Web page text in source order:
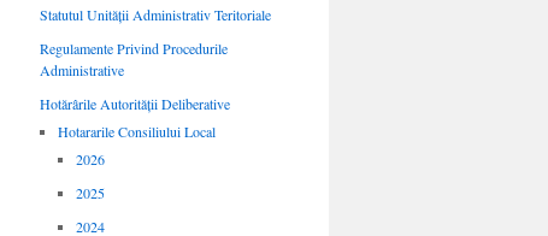
Statutul Unității Administrativ Teritoriale
Regulamente Privind Procedurile
Administrative
Hotărârile Autorității Deliberative
Hotararile Consiliului Local
2026
2025
2024